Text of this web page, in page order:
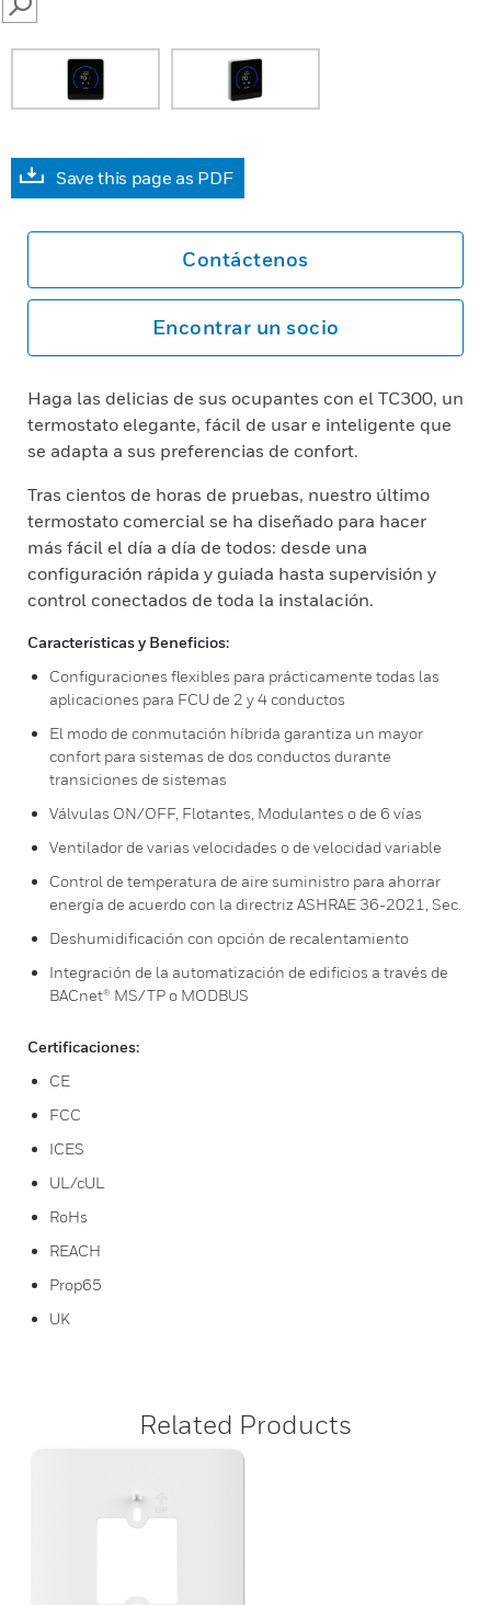
SEARCH
Save this page as PDF
Contáctenos
Encontrar un socio
Haga las delicias de sus ocupantes con el TC300, un
termostato elegante, fácil de usar e inteligente que
se adapta a sus preferencias de confort.
Tras cientos de horas de pruebas, nuestro último
termostato comercial se ha diseñado para hacer
más fácil el día a día de todos: desde una
configuración rápida y guiada hasta supervisión y
control conectados de toda la instalación.
Características y Beneficios:
Configuraciones flexibles para prácticamente todas las
aplicaciones para FCU de 2 y 4 conductos
El modo de conmutación híbrida garantiza un mayor
confort para sistemas de dos conductos durante
transiciones de sistemas
Válvulas ON/OFF, Flotantes, Modulantes o de 6 vías
Ventilador de varias velocidades o de velocidad variable
Control de temperatura de aire suministro para ahorrar
energía de acuerdo con la directriz ASHRAE 36-2021, Sec.
Deshumidificación con opción de recalentamiento
Integración de la automatización de edificios a través de
BACnet® MS/TP o MODBUS
Certificaciones:
CE
FCC
ICES
UL/cUL
RoHs
REACH
Prop65
UK
Related Products